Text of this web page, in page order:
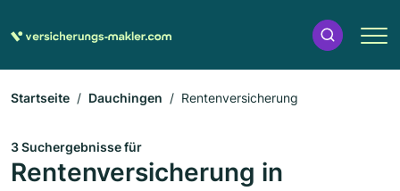
Startseite Dauchingen Rentenversicherung
3 Suchergebnisse für
Rentenversicherung in